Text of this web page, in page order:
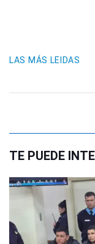
LAS MÁS LEIDAS
TE PUEDE